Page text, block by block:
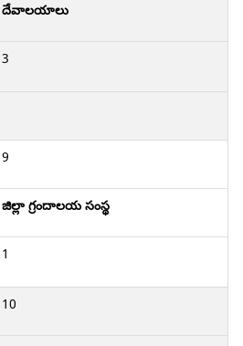
దేవాలయాలు
3
9
జిల్లా గ్రందాలయ సంస్థ
1
10